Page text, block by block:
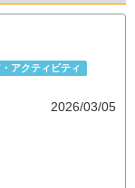
アクティビティ
2026/03/05